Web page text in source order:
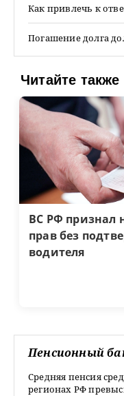
Как привлечь к
Погашение долга
Читайте также
ВС РФ признал
прав без
водителя
Пенсионный
Средняя пенсия
регионах РФ